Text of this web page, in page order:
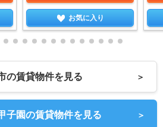
お気に入り
の賃貸物件を見る ＞
子園の賃貸物件を見る ＞